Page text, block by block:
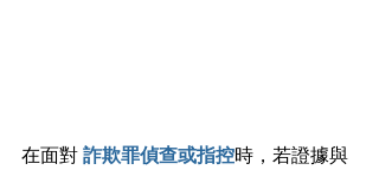
在面對 詐欺罪偵查或指控時，若證據與